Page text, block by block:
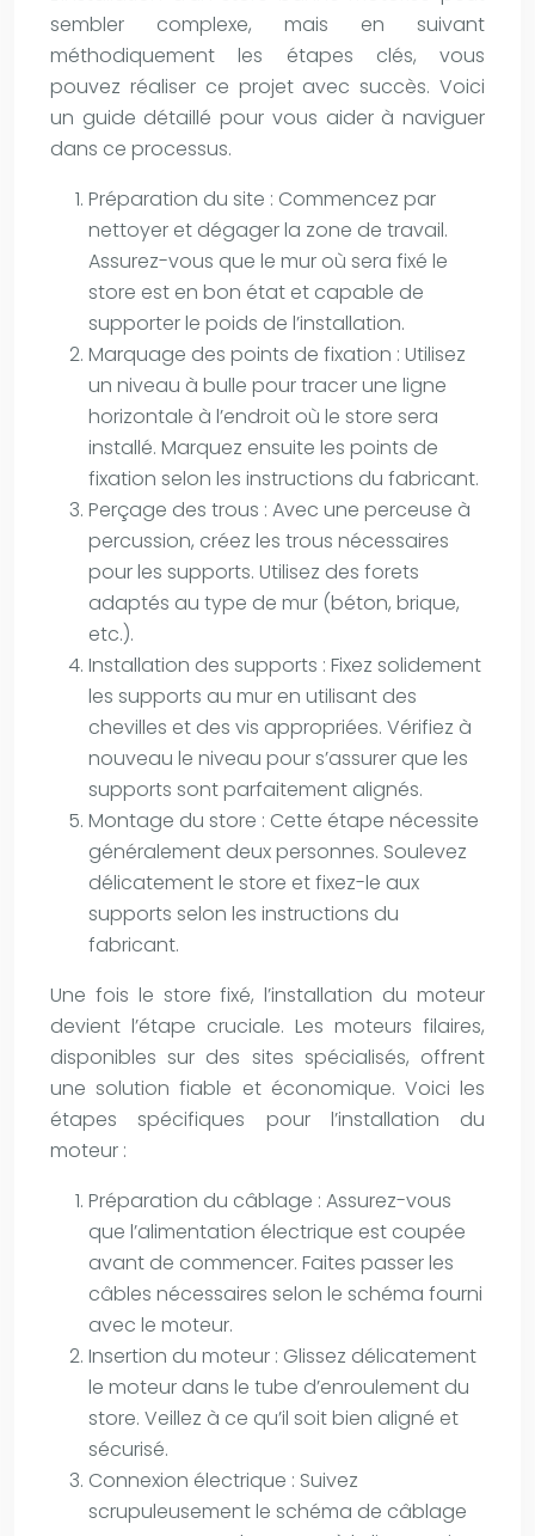
sembler complexe, mais en suivant
méthodiquement les étapes clés, vous
pouvez réaliser ce projet avec succès. Voici
un guide détaillé pour vous aider à naviguer
dans ce processus.
Préparation du site : Commencez par
nettoyer et dégager la zone de travail.
Assurez-vous que le mur où sera fixé le
store est en bon état et capable de
supporter le poids de l’installation.
Marquage des points de fixation : Utilisez
un niveau à bulle pour tracer une ligne
horizontale à l’endroit où le store sera
installé. Marquez ensuite les points de
fixation selon les instructions du fabricant.
Perçage des trous : Avec une perceuse à
percussion, créez les trous nécessaires
pour les supports. Utilisez des forets
adaptés au type de mur (béton, brique,
etc.).
Installation des supports : Fixez solidement
les supports au mur en utilisant des
chevilles et des vis appropriées. Vérifiez à
nouveau le niveau pour s’assurer que les
supports sont parfaitement alignés.
Montage du store : Cette étape nécessite
généralement deux personnes. Soulevez
délicatement le store et fixez-le aux
supports selon les instructions du
fabricant.
Une fois le store fixé, l’installation du moteur
devient l’étape cruciale. Les moteurs filaires,
disponibles sur des sites spécialisés, offrent
une solution fiable et économique. Voici les
étapes spécifiques pour l’installation du
moteur :
Préparation du câblage : Assurez-vous
que l’alimentation électrique est coupée
avant de commencer. Faites passer les
câbles nécessaires selon le schéma fourni
avec le moteur.
Insertion du moteur : Glissez délicatement
le moteur dans le tube d’enroulement du
store. Veillez à ce qu’il soit bien aligné et
sécurisé.
Connexion électrique : Suivez
scrupuleusement le schéma de câblage